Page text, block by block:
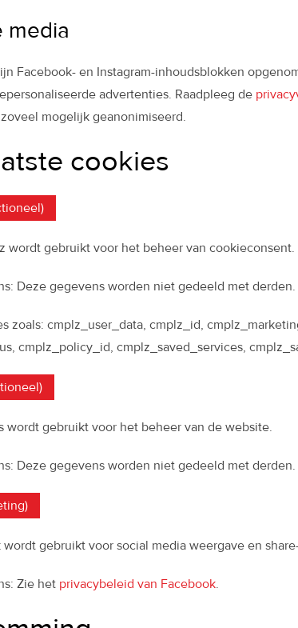
media
Facebook- en Instagram-inhoudsblokken
advertenties. Raadpleeg de
mogelijk geanonimiseerd.
cookies
wordt gebruikt voor het beheer van cookieconsent.
Deze gegevens worden niet gedeeld met
zoals: cmplz_user_data, cmplz_id,
cmplz_policy_id, cmplz_saved_services,
wordt gebruikt voor het beheer van de website.
Deze gegevens worden niet gedeeld met derden.
gebruikt voor social media weergave en
Zie het privacybeleid van Facebook.